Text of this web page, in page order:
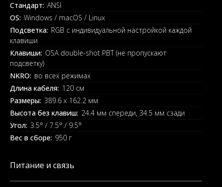
Стандарт: ANSI
OS: Windows / macOS / Linux
Подсветка: RGB с индивидуальной настройкой каждой
клавиши
Клавиши: OSA double-shot PBT (не пропускают
подсветку)
NKRO: во всех режимах
Длина кабеля: 120 см
Размеры: 389.6 x 162.2 мм
Высота без клавиш: 24.4 мм спереди, 34.5 мм сзади
Угол: 3.5° / 7.5° / 9.5°
Вес в сборе: 950 г
Питание и связь